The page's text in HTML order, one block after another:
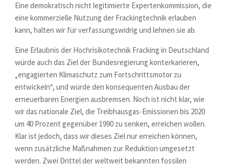
Eine demokratisch nicht legitimierte Expertenkommission, die
eine kommerzielle Nutzung der Frackingtechnik erlauben
kann, halten wir für verfassungswidrig und lehnen sie ab.
Eine Erlaubnis der Hochrisikotechnik Fracking in Deutschland
würde auch das Ziel der Bundesregierung konterkarieren,
„engagierten Klimaschutz zum Fortschrittsmotor zu
entwickeln“, und würde den konsequenten Ausbau der
erneuerbaren Energien ausbremsen. Noch ist nicht klar, wie
wir das nationale Ziel, die Treibhausgas-Emissionen bis 2020
um 40 Prozent gegenüber 1990 zu senken, erreichen wollen.
Klar ist jedoch, dass wir dieses Ziel nur erreichen können,
wenn zusätzliche Maßnahmen zur Reduktion umgesetzt
werden. Zwei Drittel der weltweit bekannten fossilen